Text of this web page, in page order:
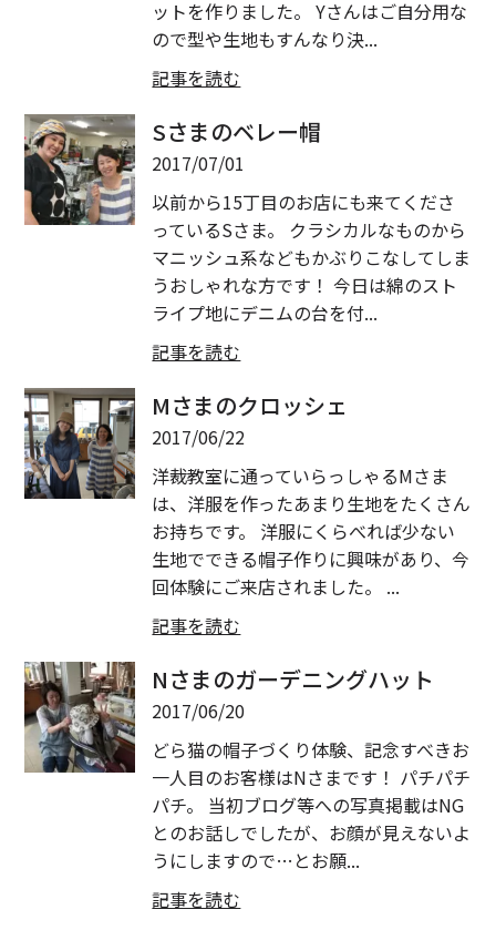
ットを作りました。 Yさんはご自分用な
ので型や生地もすんなり決...
記事を読む
Sさまのベレー帽
2017/07/01
以前から15丁目のお店にも来てくださ
っているSさま。 クラシカルなものから
マニッシュ系などもかぶりこなしてしま
うおしゃれな方です！ 今日は綿のスト
ライプ地にデニムの台を付...
記事を読む
Mさまのクロッシェ
2017/06/22
洋裁教室に通っていらっしゃるMさま
は、洋服を作ったあまり生地をたくさん
お持ちです。 洋服にくらべれば少ない
生地でできる帽子作りに興味があり、今
回体験にご来店されました。 ...
記事を読む
Nさまのガーデニングハット
2017/06/20
どら猫の帽子づくり体験、記念すべきお
一人目のお客様はNさまです！ パチパチ
パチ。 当初ブログ等への写真掲載はNG
とのお話しでしたが、お顔が見えないよ
うにしますので…とお願...
記事を読む